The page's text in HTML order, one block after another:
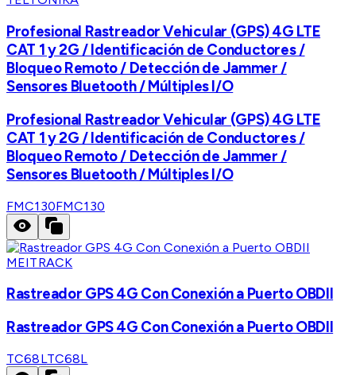
Profesional Rastreador Vehicular (GPS) 4G LTE
CAT 1 y 2G / Identificación de Conductores /
Bloqueo Remoto / Detección de Jammer /
Sensores Bluetooth / Múltiples I/O
Profesional Rastreador Vehicular (GPS) 4G LTE
CAT 1 y 2G / Identificación de Conductores /
Bloqueo Remoto / Detección de Jammer /
Sensores Bluetooth / Múltiples I/O
FMC130FMC130
MEITRACK
Rastreador GPS 4G Con Conexión a Puerto OBDII
Rastreador GPS 4G Con Conexión a Puerto OBDII
TC68LTC68L